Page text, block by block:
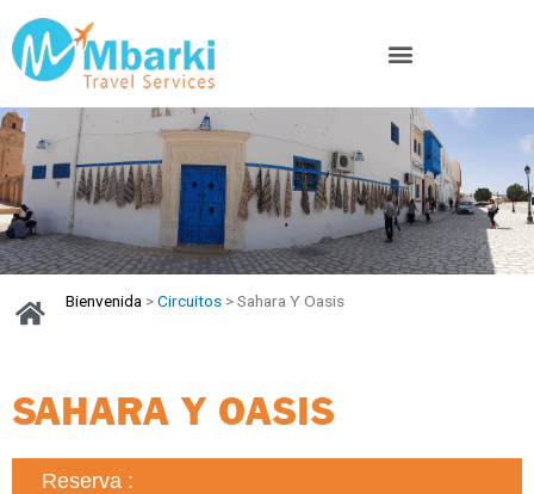
Bienvenida >Circuitos> Sahara Y Oasis
SAHARA Y OASIS
Reserva :